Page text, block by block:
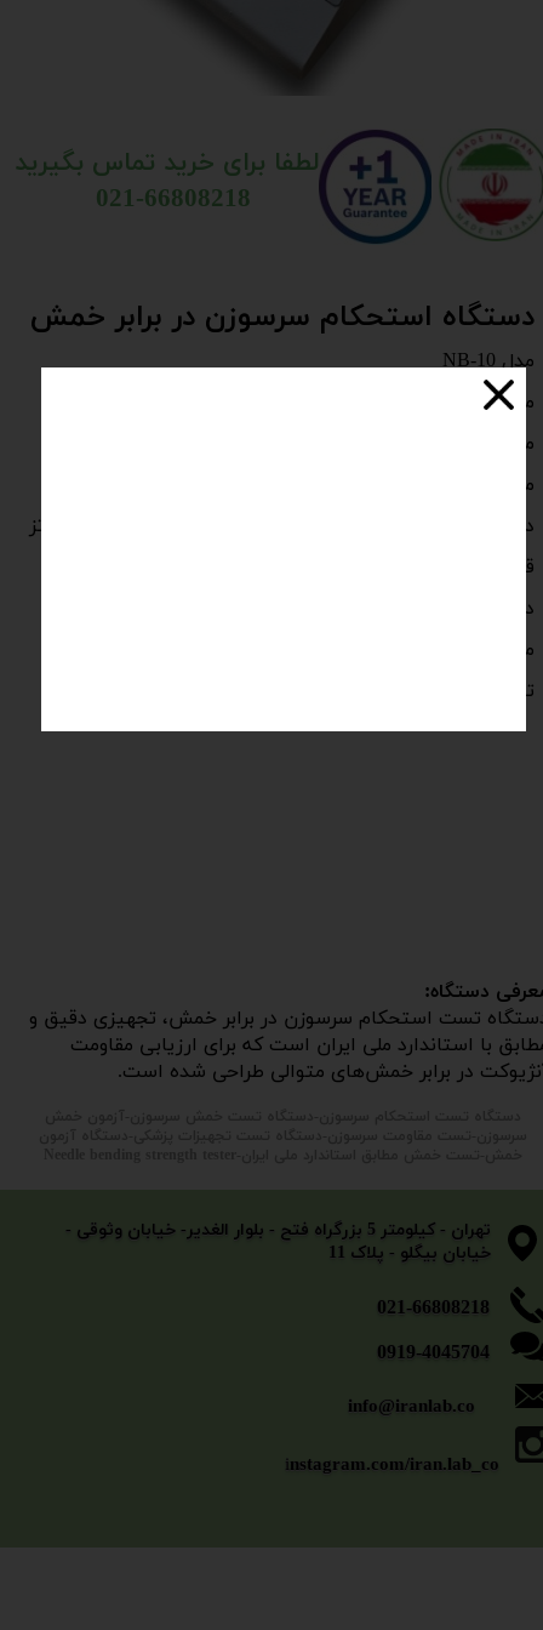
دستگاه استحکام سرسوزن در برابر خمش
مدل NB-10
​​​​​​​مطابق استاندارد ملی ایران
مجهز به شمارنده دیجیتال تا حداکثر 9999 دفعه خمش
مجهز به موتور DC بهمراه گیربکس مینیاتوری
دارای درایو DC بمنظور کنترل سرعت خمش با فرکانس 0.5 هرتز
قابلیت تنظیم خمش در زوایای 15 – 20 و 25 درجه
دارای سنسور مغناطیسی بمنظور شمارش هر سیکل خمش
مجهز به گیره استاندارد بمنظور فیکس کردن آزمونه بدون لقی
تغذیه مصرفی 220 ولت 3 آمپر
لطفا برای خرید تماس بگیرید
021-66808218
دستگاه:
تست استحکام سرسوزن در برابر خمش، تجهیزی دقیق و
با استاندارد ملی ایران است که برای ارزیابی مقاومت
در برابر خمش‌های متوالی طراحی شده است.
​​​​​021-66808218
0919-4045704
​​​​​​​تهران - کیلومتر 5 بزرگراه فتح - بلوار الغدیر- خیابان وثوقی -
خیابان بیگلو - پلاک 11
info@iranlab.co
instagram.com/iran.lab_co